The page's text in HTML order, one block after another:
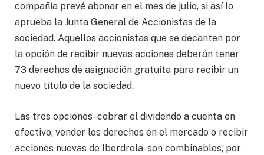
compañía prevé abonar en el mes de julio, si así lo
aprueba la Junta General de Accionistas de la
sociedad. Aquellos accionistas que se decanten por
la opción de recibir nuevas acciones deberán tener
73 derechos de asignación gratuita para recibir un
nuevo título de la sociedad.
Las tres opciones -cobrar el dividendo a cuenta en
efectivo, vender los derechos en el mercado o recibir
acciones nuevas de Iberdrola- son combinables, por